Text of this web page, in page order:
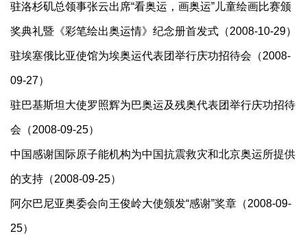
驻洛杉矶总领事张云出席“看奥运，画奥运”儿童绘画比赛颁
奖典礼暨《彩笔绘出奥运情》纪念册首发式（2008-10-29）
驻埃塞俄比亚使馆为埃奥运代表团举行庆功招待会（2008-
09-27）
驻巴基斯坦大使罗照辉为巴奥运及残奥代表团举行庆功招待
会（2008-09-25）
中国感谢国际原子能机构为中国抗震救灾和北京奥运所提供
的支持（2008-09-25）
阿尔巴尼亚奥委会向王俊岭大使颁发“感谢”奖章（2008-09-
25）